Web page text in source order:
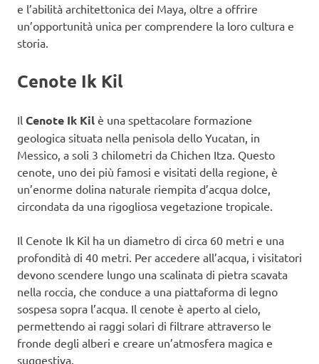
e l’abilità architettonica dei Maya, oltre a offrire
un’opportunità unica per comprendere la loro cultura e
storia.
Cenote Ik Kil
Il Cenote Ik Kil è una spettacolare formazione
geologica situata nella penisola dello Yucatan, in
Messico, a soli 3 chilometri da Chichen Itza. Questo
cenote, uno dei più famosi e visitati della regione, è
un’enorme dolina naturale riempita d’acqua dolce,
circondata da una rigogliosa vegetazione tropicale.
Il Cenote Ik Kil ha un diametro di circa 60 metri e una
profondità di 40 metri. Per accedere all’acqua, i visitatori
devono scendere lungo una scalinata di pietra scavata
nella roccia, che conduce a una piattaforma di legno
sospesa sopra l’acqua. Il cenote è aperto al cielo,
permettendo ai raggi solari di filtrare attraverso le
fronde degli alberi e creare un’atmosfera magica e
suggestiva.